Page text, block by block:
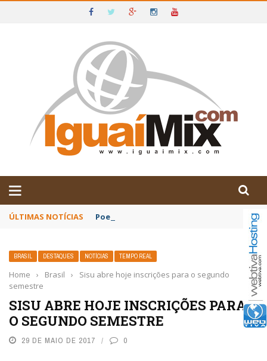
IGUAÍ E SUDOESTE DA BAHIA
ÚLTIMAS NOTÍCIAS Poetas baianos representam o Brasil no
BRASIL DESTAQUES NOTÍCIAS TEMPO REAL
Home › Brasil ›
Sisu abre hoje inscrições para o segundo
semestre
SISU ABRE HOJE INSCRIÇÕES PARA
O SEGUNDO SEMESTRE
29 DE MAIO DE 2017 0